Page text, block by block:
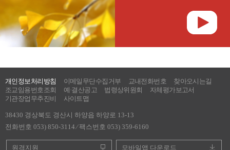
개인정보처리방침 이메일무단수집거부 교내전화번호
찾아오시는길
조교임용번호조회
예·결산공고 법령상위원회
자체평가보고서
기관장업무추진비
사이트맵
38430 경상북도 경산시 하양읍 하양로 13-13
전화번호 053) 850-3114 ⁄ 팩스번호 053) 359-6160
원격지원 모바일앱 다운로드